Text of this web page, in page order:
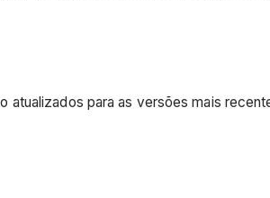
atualizados para as versões mais